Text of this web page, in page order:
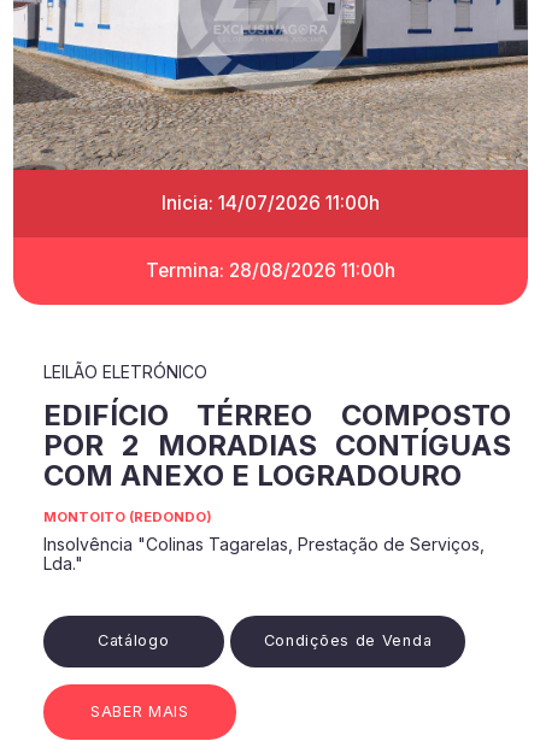
Inicia: 14/07/2026 11:00h
Termina: 28/08/2026 11:00h
LEILÃO ELETRÓNICO
EDIFÍCIO TÉRREO COMPOSTO
POR 2 MORADIAS CONTÍGUAS
COM ANEXO E LOGRADOURO
MONTOITO (REDONDO)
Insolvência "Colinas Tagarelas, Prestação de Serviços,
Lda."
Catálogo Condições de Venda
SABER MAIS